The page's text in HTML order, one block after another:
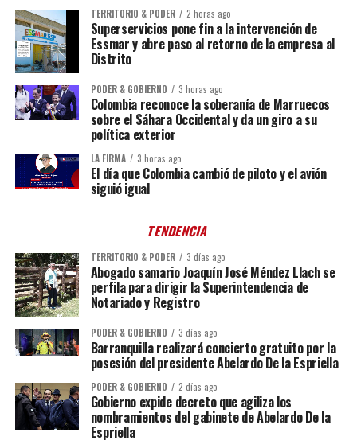
TERRITORIO & PODER 2 horas ago
Superservicios pone fin a la intervención de
Essmar y abre paso al retorno de la empresa al
Distrito
PODER & GOBIERNO 3 horas ago
Colombia reconoce la soberanía de Marruecos
sobre el Sáhara Occidental y da un giro a su
política exterior
LA FIRMA 3 horas ago
El día que Colombia cambió de piloto y el avión
siguió igual
TENDENCIA
TERRITORIO & PODER 3 días ago
Abogado samario Joaquín José Méndez Llach se
perfila para dirigir la Superintendencia de
Notariado y Registro
PODER & GOBIERNO 3 días ago
Barranquilla realizará concierto gratuito por la
posesión del presidente Abelardo De la Espriella
PODER & GOBIERNO 2 días ago
Gobierno expide decreto que agiliza los
nombramientos del gabinete de Abelardo De la
Espriella